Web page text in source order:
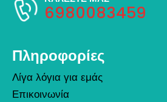
6980083459
Πληροφορίες
Λίγα λόγια για εμάς
Επικοινωνία